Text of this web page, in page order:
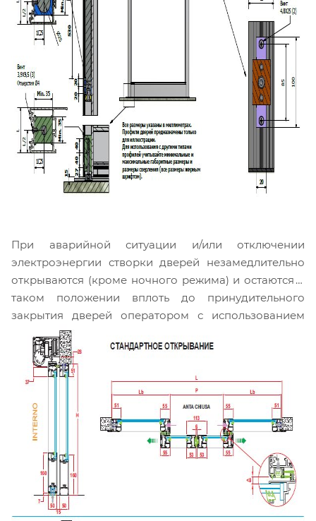
При аварийной ситуации и/или отключении
электроэнергии створки дверей незамедлительно
открываются (кроме ночного режима) и остаются в
таком положении вплоть до принудительного
закрытия дверей оператором с использованием
элементов управления или автоматически после
восстановления электропитания. Если экстренное
открывание наружу в аварийной ситуации
происходит во время движения створок, как
в сторону открытия, так и в сторону закрытия, они
моментально останавливаются, и возобновить
работу двери возможно только после полного
восстановления целостности конструкции и
закрытия вручную всех сработавших створок.